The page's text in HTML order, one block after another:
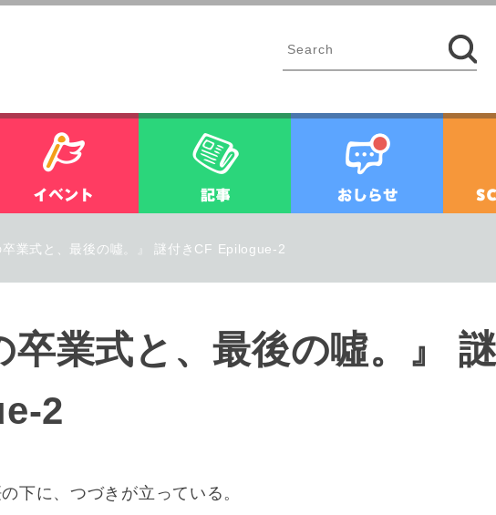
ム イベント 記事 お知らせ
卒業式と、最後の噓。』 謎付きCF Epilogue-2
卒業式と、最後の噓。』
2
下に、つづきが立っている。